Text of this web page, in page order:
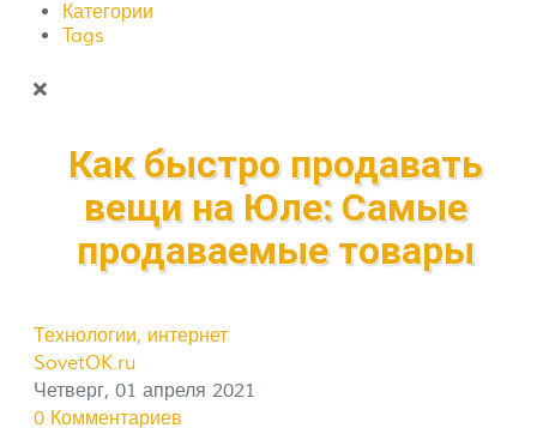
Категории
Tags
Как быстро продавать
вещи на Юле: Самые
продаваемые товары
Технологии, интернет
SovetOK.ru
Четверг, 01 апреля 2021
0 Комментариев